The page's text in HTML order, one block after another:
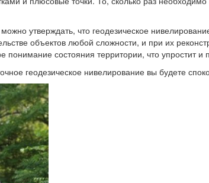
утверждать, что геодезическое
объектов любой сложности, и при их
понимание состояния территории, что упростит и
геодезическое нивелирование вы будете